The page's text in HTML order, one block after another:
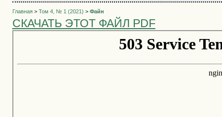
Главная> Том 4, № 1 (2021) > Файн
СКАЧАТЬ ЭТОТ ФАЙЛ PDF